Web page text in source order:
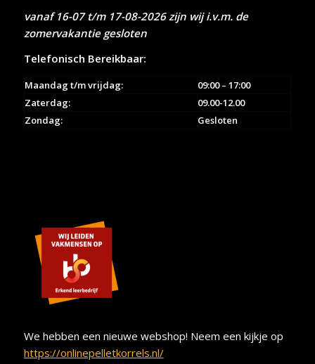
vanaf 16-07 t/m 17-08-2026 zijn wij i.v.m. de
zomervakantie gesloten
Telefonisch Bereikbaar:
Maandag t/m vrijdag:
09:00 – 17:00
Zaterdag:
09.00-12.00
Zondag:
Gesloten
We hebben een nieuwe webshop! Neem een kijkje op
https://onlinepelletkorrels.nl/